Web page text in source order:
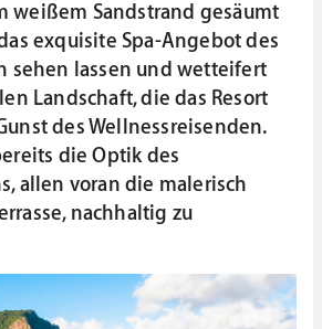
weißem Sandstrand gesäumt
exquisite Spa-Angebot des
sehen lassen und wetteifert
Landschaft, die das Resort
des Wellnessreisenden.
die Optik des
allen voran die malerisch
nachhaltig zu